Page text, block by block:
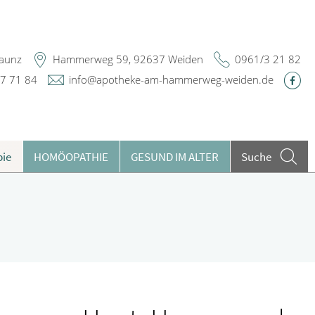
HOMÖOPATHIE GESUND IM ALTER Suche
Hammerweg 59, 92637 Weiden
0961/3 21 82
71 84
info@apotheke-am-hammerweg-weiden.de